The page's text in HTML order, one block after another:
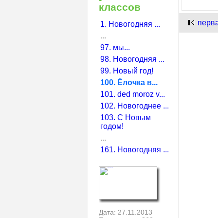
классов
1. Новогодняя ...
...
97. мы...
98. Новогодняя ...
99. Новый год!
100. Ёлочка в...
101. ded moroz v...
102. Новогоднее ...
103. С Новым
годом!
...
161. Новогодняя ...
Дата: 27.11.2013